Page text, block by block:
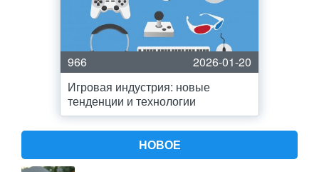
966
2026-01-20
Игровая индустрия: новые
тенденции и технологии
НОВОЕ